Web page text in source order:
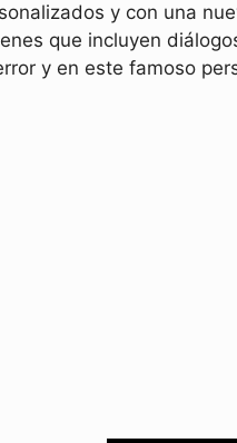
y con una
que incluyen
y en este famoso